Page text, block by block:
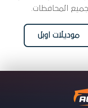
المحافظات.
موديلات اوبل